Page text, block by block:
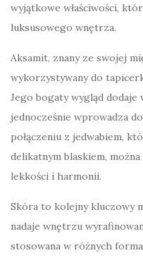
wyjątkowe właściwości,
luksusowego wnętrza.
Aksamit, znany ze swojej
wykorzystywany do
Jego bogaty wygląd dodaje
jednocześnie wprowadza
połączeniu z jedwabiem,
delikatnym blaskiem,
lekkości i harmonii.
Skóra to kolejny kluczowy
nadaje wnętrzu
stosowana w różnych